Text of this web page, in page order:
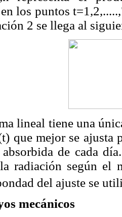
los puntos
2 se llega al
lineal tiene una
que mejor se ajusta
de cada
radiación según el
del ajuste se
mecánicos